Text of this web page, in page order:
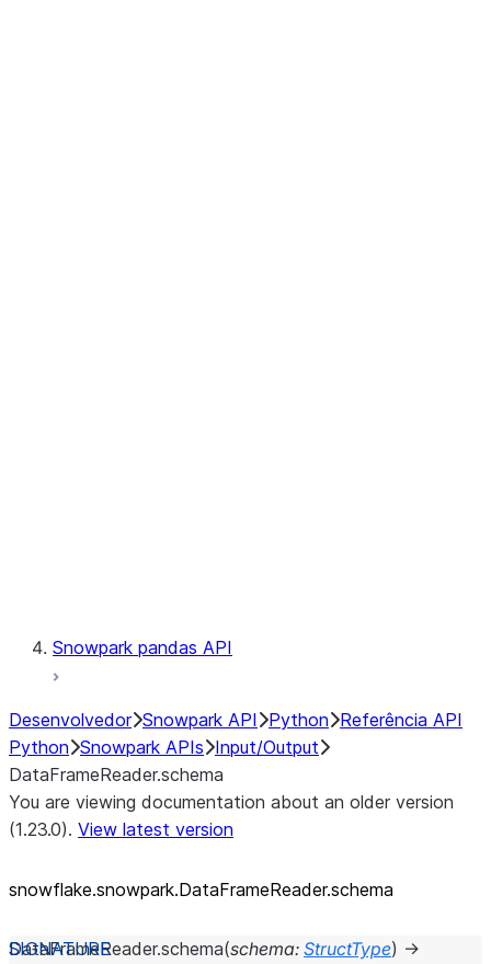
Snowpark pandas API
Desenvolvedor Snowpark API Python Referência API
Python Snowpark APIs Input/Output
DataFrameReader.schema
You are viewing documentation about an older version
(1.23.0). View latest version
snowflake.snowpark.DataFrameReader.schema
DataFrameReader.schema(schema: StructType) →